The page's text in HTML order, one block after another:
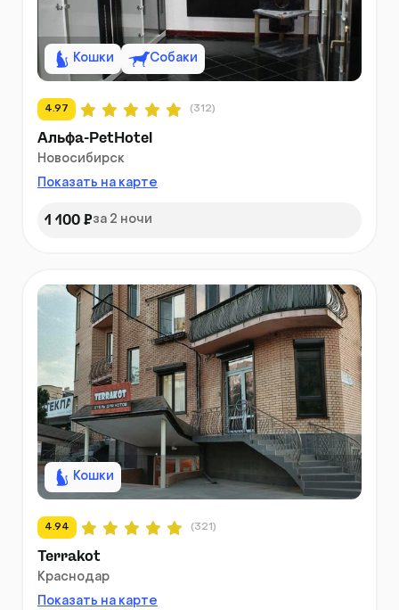
Кошки Собаки
4.97 (312)
Альфа-PetHotel
Новосибирск
Показать на карте
1 100 ₽за 2 ночи
Кошки
4.94 (321)
Terrakot
Краснодар
Показать на карте